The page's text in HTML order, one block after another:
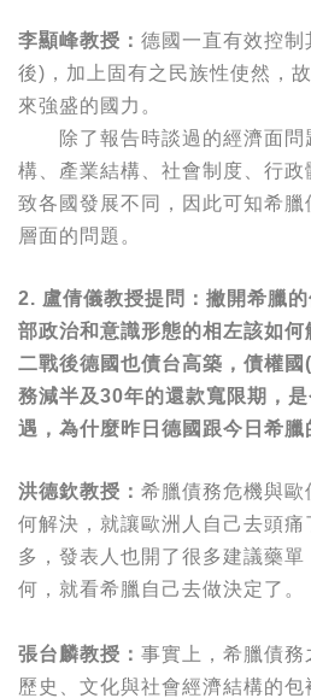
李顯峰教授： 德國一直有效控
後)，加上固有之民族性使然，
來強盛的國力。
除了報告時談過的經濟面問
構、產業結構、社會制度、行
致各國發展不同，因此可知希
層面的問題。
2. 盧倩儀教授提問：撇開希臘
部政治和意識形態的相左該如何
二戰後德國也債台高築，債權
務減半及30年的還款寬限期，
遇，為什麼昨日德國跟今日希
洪德欽教授： 希臘債務危機與歐
何解決，就讓歐洲人自己去頭
多，發表人也開了很多建議藥
何，就看希臘自己去做決定了。
張台麟教授： 事實上，希臘債務
歷史、文化與社會經濟結構的